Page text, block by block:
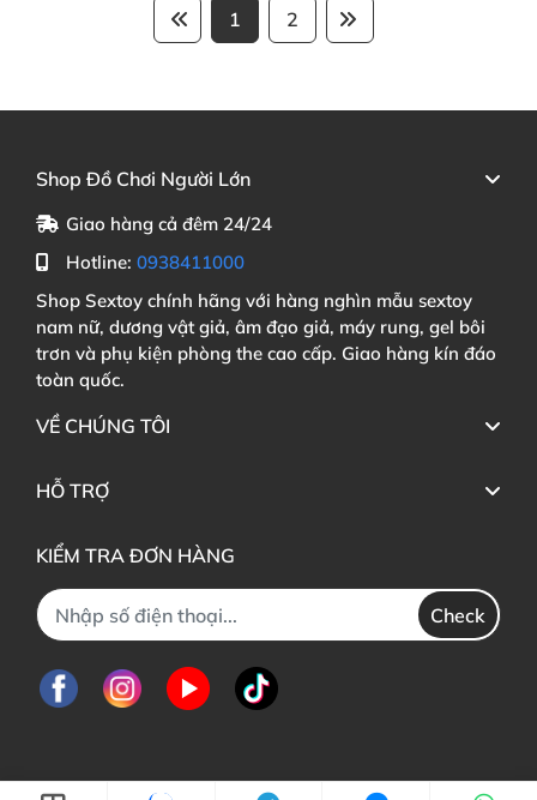
1 2
Shop Đồ Chơi Người Lớn
Giao hàng cả đêm 24/24
Hotline: 0938411000
Shop Sextoy chính hãng với hàng nghìn mẫu sextoy
nam nữ, dương vật giả, âm đạo giả, máy rung, gel bôi
trơn và phụ kiện phòng the cao cấp. Giao hàng kín đáo
toàn quốc.
VỀ CHÚNG TÔI
HỖ TRỢ
KIỂM TRA ĐƠN HÀNG
Check